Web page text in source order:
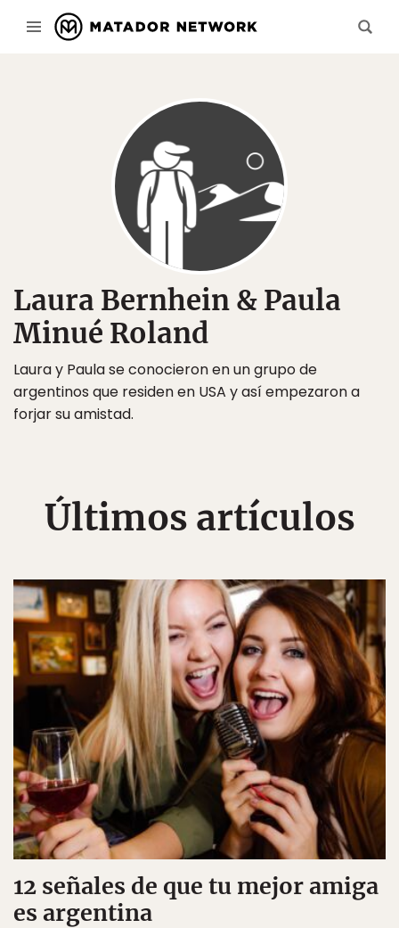
Laura Bernhein & Paula
Minué Roland
Laura y Paula se conocieron en un grupo de
argentinos que residen en USA y así empezaron a
forjar su amistad.
Últimos artículos
12 señales de que tu mejor amiga
es argentina